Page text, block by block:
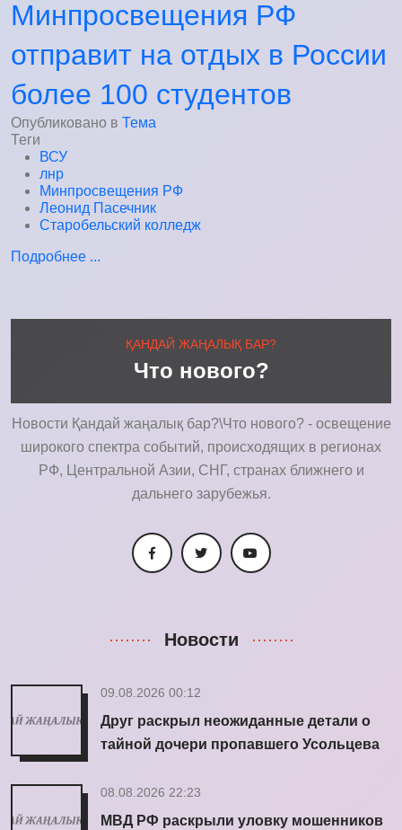
Минпросвещения РФ
отправит на отдых в России
более 100 студентов
Опубликовано в Тема
Теги
ВСУ
лнр
Минпросвещения РФ
Леонид Пасечник
Старобельский колледж
Подробнее ...
ҚАНДАЙ ЖАҢАЛЫҚ БАР?
Что нового?
Новости Қандай жаңалық бар?\Что нового? - освещение
широкого спектра событий, происходящих в регионах
РФ, Центральной Азии, СНГ, странах ближнего и
дальнего зарубежья.
Новости
09.08.2026 00:12
Друг раскрыл неожиданные детали о
тайной дочери пропавшего Усольцева
08.08.2026 22:23
МВД РФ раскрыли уловку мошенников